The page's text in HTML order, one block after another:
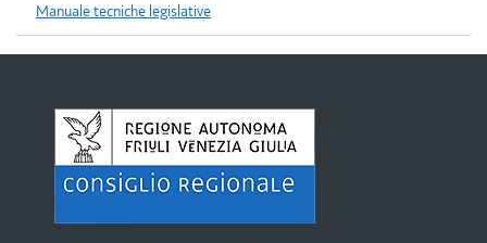
Manuale tecniche legislative